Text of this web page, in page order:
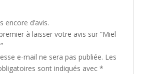
encore d’avis.
à laisser votre avis sur “Miel
e-mail ne sera pas publiée. Les
sont indiqués avec *